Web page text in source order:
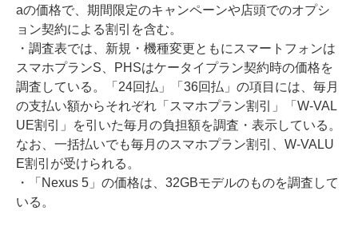
aの価格で、期間限定のキャンペーンや店頭でのオプシ
ョン契約による割引を含む。
・調査表では、新規・機種変更ともにスマートフォンは
スマホプランS、PHSはケータイプラン契約時の価格を
調査している。「24回払」「36回払」の項目には、毎月
の支払い額からそれぞれ「スマホプラン割引」「W-VAL
UE割引」を引いた毎月の負担額を調査・表示している。
なお、一括払いでも毎月のスマホプラン割引、W-VALU
E割引が受けられる。
・「Nexus 5」の価格は、32GBモデルのものを調査して
いる。